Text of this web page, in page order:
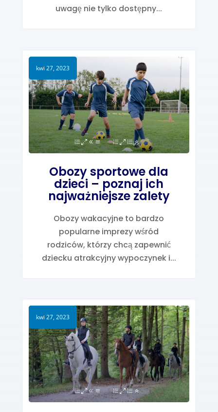
uwagę nie tylko dostępny...
kwi 27, 2023
Obozy sportowe dla
dzieci – poznaj ich
najważniejsze zalety
Obozy wakacyjne to bardzo
popularne imprezy wśród
rodziców, którzy chcą zapewnić
dziecku atrakcyjny wypoczynek i...
kwi 27, 2023